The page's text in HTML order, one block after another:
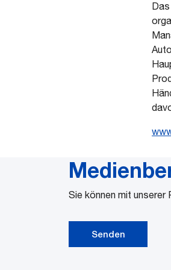
Sie können mit
Senden